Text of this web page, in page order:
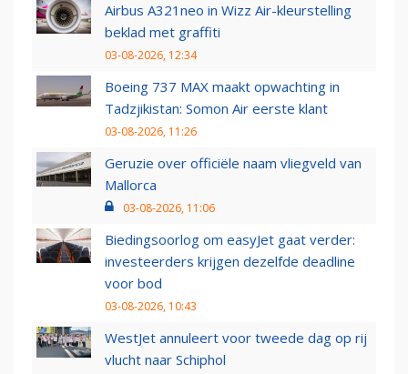
Airbus A321neo in Wizz Air-kleurstelling
beklad met graffiti
03-08-2026, 12:34
Boeing 737 MAX maakt opwachting in
Tadzjikistan: Somon Air eerste klant
03-08-2026, 11:26
Geruzie over officiële naam vliegveld van
Mallorca
03-08-2026, 11:06
Biedingsoorlog om easyJet gaat verder:
investeerders krijgen dezelfde deadline
voor bod
03-08-2026, 10:43
WestJet annuleert voor tweede dag op rij
vlucht naar Schiphol